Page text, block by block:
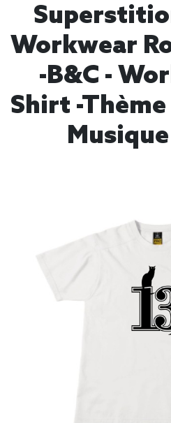
Workwear
-B&C -
Shirt -